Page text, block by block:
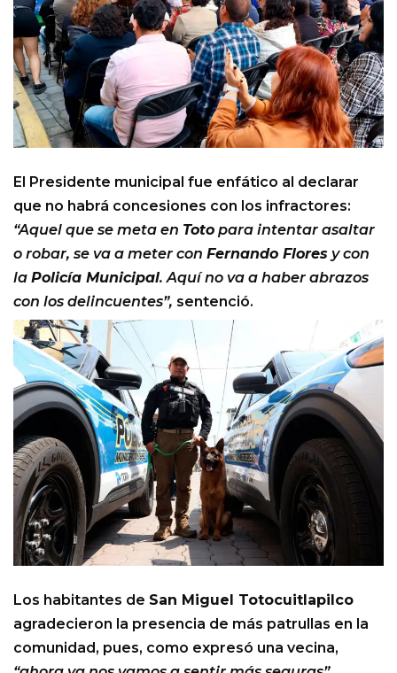
El Presidente municipal fue enfático al declarar
que no habrá concesiones con los infractores:
“Aquel que se meta en Toto para intentar asaltar
o robar, se va a meter con Fernando Flores y con
la Policía Municipal. Aquí no va a haber abrazos
con los delincuentes”, sentenció.
Los habitantes de San Miguel Totocuitlapilco
agradecieron la presencia de más patrullas en la
comunidad, pues, como expresó una vecina,